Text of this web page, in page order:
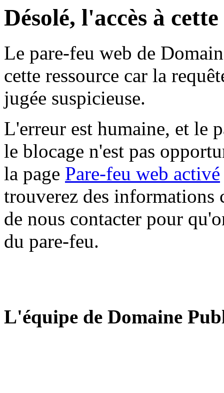
Désolé, l'accès à
Le pare-feu web de
cette ressource car la
jugée suspicieuse.
L'erreur est humaine, et le
le blocage n'est pas
la page Pare-feu web activé
trouverez des informations
de nous contacter pour
du pare-feu.
L'équipe de Domaine